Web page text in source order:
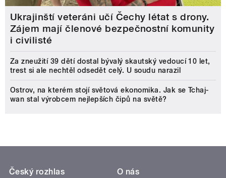
Ukrajinští veteráni učí Čechy létat s drony.
Zájem mají členové bezpečnostní komunity
i civilisté
Za zneužití 39 dětí dostal bývalý skautský vedoucí 10 let,
trest si ale nechtěl odsedět celý. U soudu narazil
Ostrov, na kterém stojí světová ekonomika. Jak se Tchaj-
wan stal výrobcem nejlepších čipů na světě?
Český rozhlas
O nás